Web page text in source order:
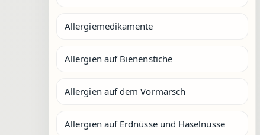
Allergiemedikamente
Allergien auf Bienenstiche
Allergien auf dem Vormarsch
Allergien auf Erdnüsse und Haselnüsse